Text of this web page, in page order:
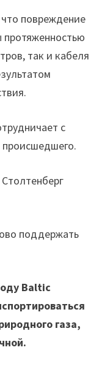
повреждение
протяженностью
так и кабеля
с
происшедшего.
поддержать
Baltic
газа,